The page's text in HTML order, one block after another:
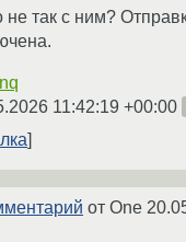
не так с ним?
11:42:19 +00:00
от One